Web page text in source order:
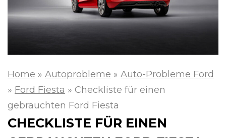
Home » Autoprobleme » Auto-Probleme Ford
» Ford Fiesta » Checkliste für einen
gebrauchten Ford Fiesta
CHECKLISTE FÜR EINEN